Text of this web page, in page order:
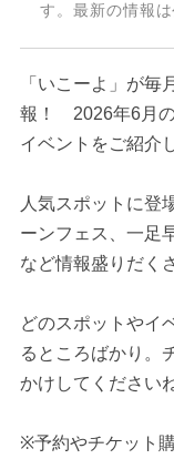
す。最新の情報
「いこーよ」が
報！ 2026年6月の
イベントをご紹介
人気スポットに登
ーンフェス、一足
など情報盛りだく
どのスポットやイ
るところばかり。
かけしてください
※予約やチケット